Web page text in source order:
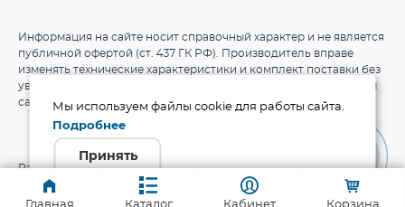
Главная Каталог Кабинет Корзина
Информация на сайте носит справочный характер и не является
публичной офертой (ст. 437 ГК РФ). Производитель вправе
изменять технические характеристики и комплект поставки без
уведомления. Актуальные данные приведены на официальном
сайте производителя.
Разработка сайта
Мы используем файлы cookie для работы сайта.
Подробнее
Принять